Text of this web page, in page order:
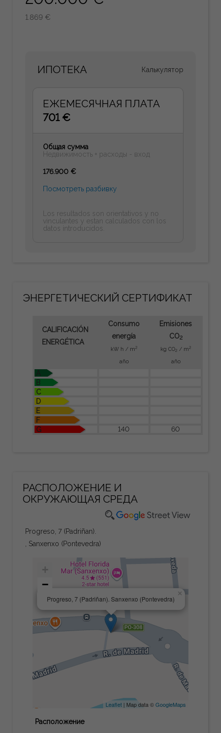
1.869 €
ИПОТЕКА Калькулятор
ЕЖЕМЕСЯЧНАЯ ПЛАТА
701 €
Общая сумма
Недвижимость + расходы - вход
176.900 €
Посмотреть разбивку
Los resultados son orientativos y no
vinculantes y estan calculados con los
datos introducidos.
ЭНЕРГЕТИЧЕСКИЙ СЕРТИФИКАТ
CALIFICACIÓN
ENERGÉTICA
Consumo
energía
kW h / m2
año
Emisiones
CO2
kg CO2 / m2
año
A
B
C
D
E
F
G
140 60
РАСПОЛОЖЕНИЕ И
ОКРУЖАЮЩАЯ СРЕДА
Progreso, 7 (Padriñan).
, Sanxenxo (Pontevedra)
Progreso, 7 (Padriñan). Sanxenxo (Pontevedra)
×
−
Leaflet| Map data ©GoogleMaps
Расположение